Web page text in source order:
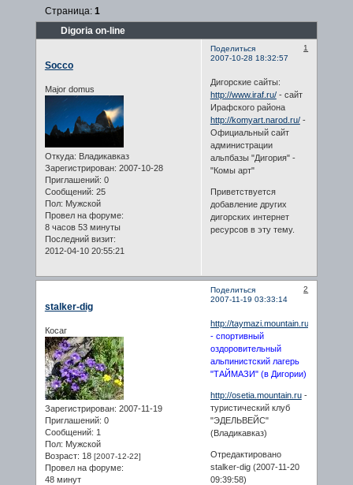
Digoria on-line
Страница: 1
Поделиться
1
2007-10-28 18:32:57
Socco
Major domus
Откуда: Владикавказ
Зарегистрирован: 2007-10-28
Приглашений: 0
Сообщений: 25
Пол: Мужской
Провел на форуме:
8 часов 53 минуты
Последний визит:
2012-04-10 20:55:21
Дигорские сайты:
http://www.iraf.ru/- сайт
Ирафского района
http://komyart.narod.ru/-
Официальный сайт
администрации
альпбазы "Дигория" -
"Комы арт"
Приветствуется
добавление других
дигорских интернет
ресурсов в эту тему.
Поделиться
2
2007-11-19 03:33:14
stalker-dig
Косаг
Зарегистрирован: 2007-11-19
Приглашений: 0
Сообщений: 1
Пол: Мужской
Возраст: 18 [2007-12-22]
Провел на форуме:
48 минут
http://taymazi.mountain.ru
- спортивный
оздоровительный
альпинистский лагерь
"ТАЙМАЗИ" (в Дигории)
http://osetia.mountain.ru-
туристический клуб
"ЭДЕЛЬВЕЙС"
(Владикавказ)
Отредактировано
stalker-dig (2007-11-20
09:39:58)